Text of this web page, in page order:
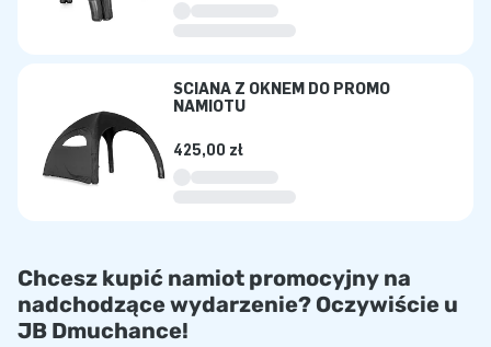
ŚCIANA Z OKNEM DO PROMO
NAMIOTU
425,00 zł
Chcesz kupić namiot promocyjny na
nadchodzące wydarzenie? Oczywiście u
JB Dmuchance!